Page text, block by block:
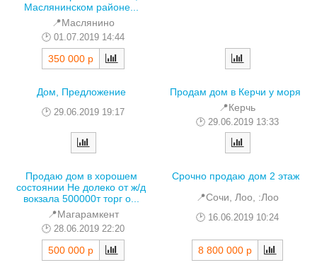
Маслянинском районе...
📍Маслянино
01.07.2019 14:44
350 000 р
Дом, Предложение
29.06.2019 19:17
Продам дом в Керчи у моря
📍Керчь
29.06.2019 13:33
Продаю дом в хорошем
состоянии Не долеко от ж/д
вокзала 500000т торг о...
📍Магарамкент
28.06.2019 22:20
500 000 р
Срочно продаю дом 2 этаж
📍Сочи, Лоо, :Лоо
16.06.2019 10:24
8 800 000 р